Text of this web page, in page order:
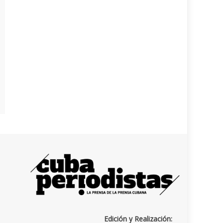
Edición y Realización: